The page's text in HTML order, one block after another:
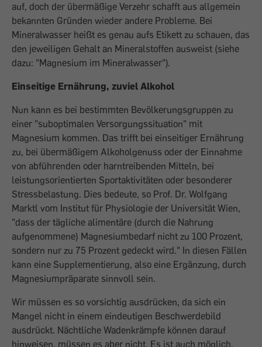
auf, doch der übermäßige Verzehr schafft aus allgemein
bekannten Gründen wieder andere Probleme. Bei
Mineralwasser heißt es genau aufs Etikett zu schauen, das
den jeweiligen Gehalt an Mineralstoffen ausweist (siehe
dazu: "Magnesium im Mineralwasser").
Einseitige Ernährung, zuviel Alkohol
Nun kann es bei bestimmten Bevölkerungsgruppen zu
einer "suboptimalen Versorgungssituation" mit
Magnesium kommen. Das trifft bei einseitiger Ernährung
zu, bei übermäßigem Alkoholgenuss oder der Einnahme
von abführenden oder harntreibenden Mitteln, bei
leistungsorientierten Sportaktivitäten oder besonderer
Stressbelastung. Dies bedeute, so Prof. Dr. Wolfgang
Marktl vom Institut für Physiologie der Universität Wien,
"dass der tägliche alimentäre (durch die Nahrung
aufgenommene) Magnesiumbedarf nicht zu 100 Prozent,
sondern nur zu 75 Prozent gedeckt wird." In diesen Fällen
kann eine Supplementierung, also eine Ergänzung, durch
Magnesiumpräparate sinnvoll sein.
Wir müssen es so vorsichtig ausdrücken, da sich ein
Mangel nicht in einem eindeutigen Beschwerdebild
ausdrückt. Nächtliche Wadenkrämpfe können darauf
hinweisen, müssen es aber nicht. Es ist auch möglich,